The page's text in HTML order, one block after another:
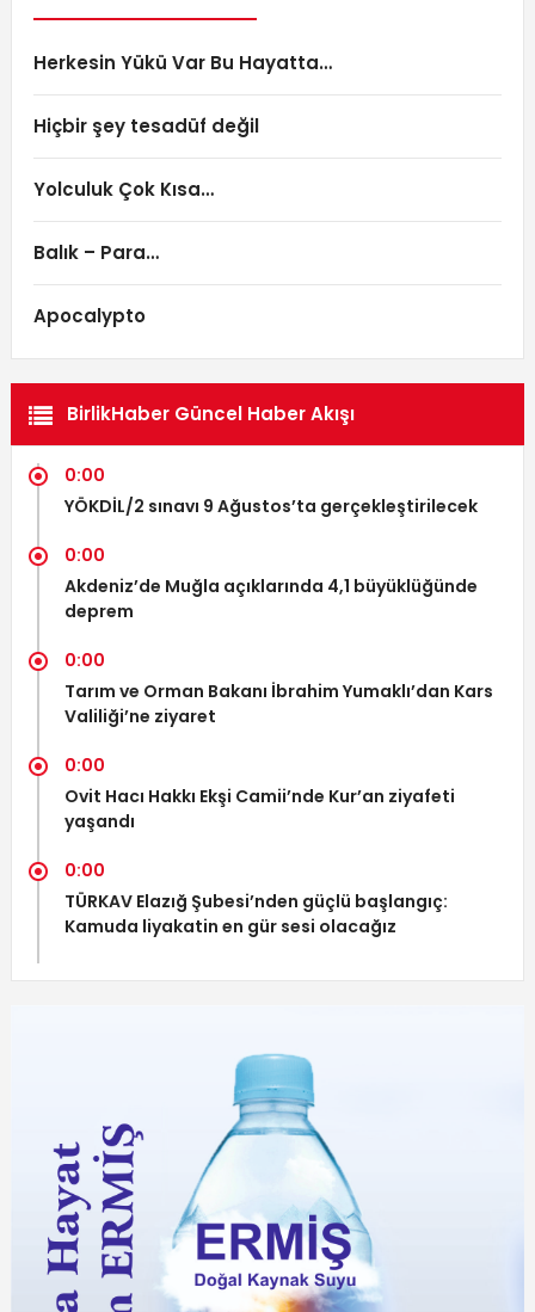
Herkesin Yükü Var Bu Hayatta…
Hiçbir şey tesadüf değil
Yolculuk Çok Kısa…
Balık – Para…
Apocalypto
BirlikHaber Güncel Haber Akışı
0:00
YÖKDİL/2 sınavı 9 Ağustos’ta gerçekleştirilecek
0:00
Akdeniz’de Muğla açıklarında 4,1 büyüklüğünde
deprem
0:00
Tarım ve Orman Bakanı İbrahim Yumaklı’dan Kars
Valiliği’ne ziyaret
0:00
Ovit Hacı Hakkı Ekşi Camii’nde Kur’an ziyafeti
yaşandı
0:00
TÜRKAV Elazığ Şubesi’nden güçlü başlangıç:
Kamuda liyakatin en gür sesi olacağız